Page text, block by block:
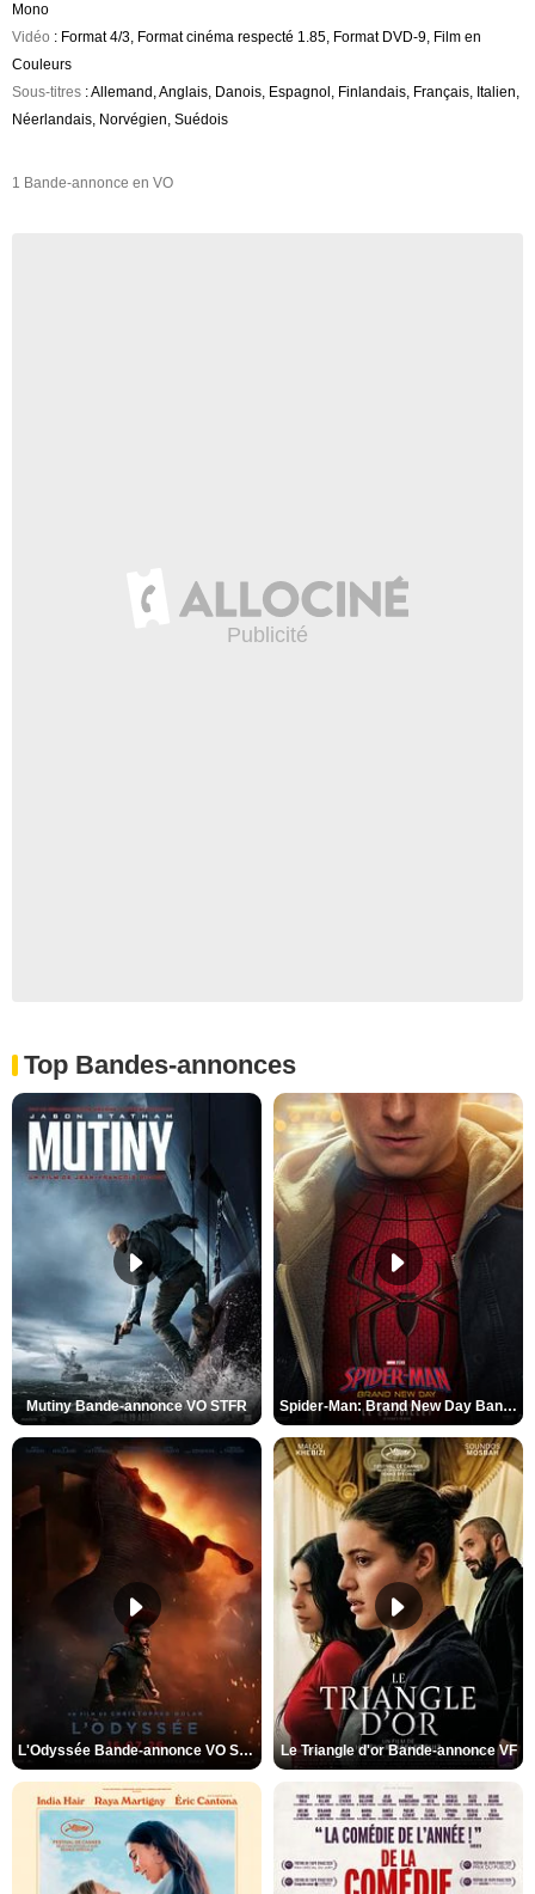
Mono
Vidéo : Format 4/3, Format cinéma respecté 1.85, Format DVD-9, Film en
Couleurs
Sous-titres : Allemand, Anglais, Danois, Espagnol, Finlandais, Français, Italien,
Néerlandais, Norvégien, Suédois
1 Bande-annonce en VO
Top Bandes-annonces
Mutiny Bande-annonce VO STFR Spider-Man: Brand New Day Bande-annonce VO STFR
L'Odyssée Bande-annonce VO STFR Le Triangle d'or Bande-annonce VF